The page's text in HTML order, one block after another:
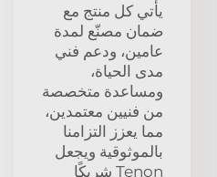
يأتي كل منتج مع
ضمان مصنّع لمدة
عامين، ودعم فني
مدى الحياة،
ومساعدة متخصصة
من فنيين معتمدين،
مما يعزز التزامنا
بالموثوقية ويجعل
Tenon شريكًا